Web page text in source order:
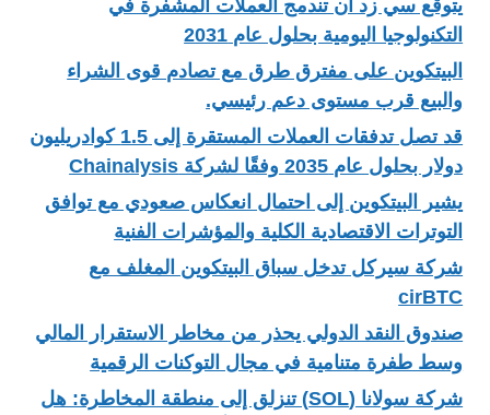
يتوقع سي زد أن تندمج العملات المشفرة في
التكنولوجيا اليومية بحلول عام 2031
البيتكوين على مفترق طرق مع تصادم قوى الشراء
والبيع قرب مستوى دعم رئيسي.
قد تصل تدفقات العملات المستقرة إلى 1.5 كوادريليون
دولار بحلول عام 2035 وفقًا لشركة Chainalysis
يشير البيتكوين إلى احتمال انعكاس صعودي مع توافق
التوترات الاقتصادية الكلية والمؤشرات الفنية
شركة سيركل تدخل سباق البيتكوين المغلف مع
cirBTC
صندوق النقد الدولي يحذر من مخاطر الاستقرار المالي
وسط طفرة متنامية في مجال التوكنات الرقمية
شركة سولانا (SOL) تنزلق إلى منطقة المخاطرة: هل